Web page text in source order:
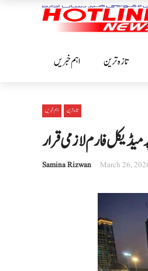
اہم خبریں تازہ ترین
اہم خبریں تازہ ترین
Samina Rizwan March 26,